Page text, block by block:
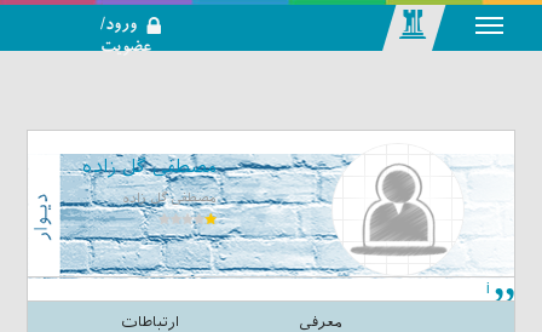
تحلیلی بازار
ورود/
عضویت
مصطفی گل زاده
مصطفی گل زاده
i
معرفی
ارتباطات